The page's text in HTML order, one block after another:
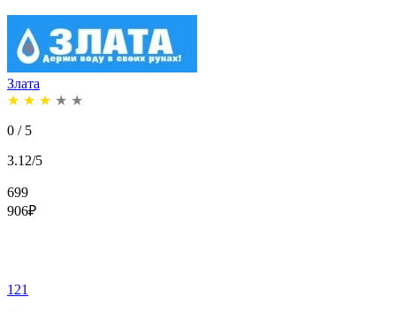
Злата
★ ★ ★ ★ ★
0 / 5
3.12/5
699
906₽
121